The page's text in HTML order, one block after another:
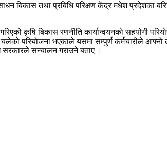
बिकास तथा प्रबिधि परिक्षण केंद्र मधेश
कृषि बिकास रणनीति कार्यान्वयनको सहयोगी
परियोजना भएकाले यसमा सम्पुर्ण कर्मचारीले
सन्चालन गराउने बताए ।